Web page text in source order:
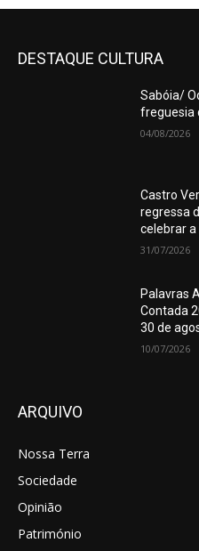
DESTAQUE CULTURA
Sabóia/
freguesia
04/08/2026
Castro
regressa
celebrar a
31/07/2026
Palavras
Contada
30 de
10/07/2026
ARQUIVO
Nossa Terra
Sociedade
Opinião
Património